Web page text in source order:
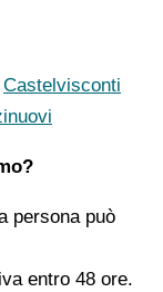
Castelvisconti
persona può
entro 48 ore.